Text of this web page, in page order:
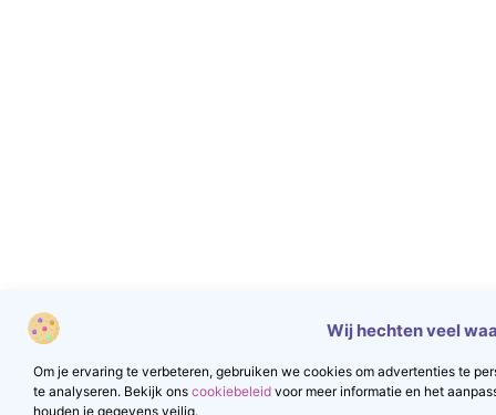
Wij hechten veel
Om je ervaring te verbeteren, gebruiken we cookies om advertenties te
te analyseren. Bekijk ons cookiebeleid voor meer informatie en het
houden je gegevens veilig.